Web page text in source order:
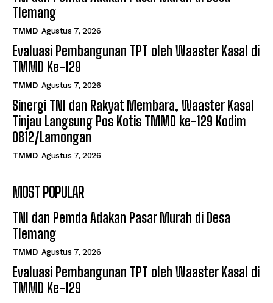
Tlemang
TMMD Agustus 7, 2026
Evaluasi Pembangunan TPT oleh Waaster Kasal di
TMMD Ke-129
TMMD Agustus 7, 2026
Sinergi TNI dan Rakyat Membara, Waaster Kasal
Tinjau Langsung Pos Kotis TMMD ke-129 Kodim
0812/Lamongan
TMMD Agustus 7, 2026
MOST POPULAR
TNI dan Pemda Adakan Pasar Murah di Desa
Tlemang
TMMD Agustus 7, 2026
Evaluasi Pembangunan TPT oleh Waaster Kasal di
TMMD Ke-129